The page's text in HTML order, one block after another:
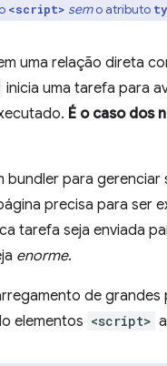
<script> semo atributo
uma relação direta
inicia uma tarefa para
É o caso dos
bundler para gerenciar
precisa para ser
tarefa seja enviada
enorme.
de grandes
elementos <script>